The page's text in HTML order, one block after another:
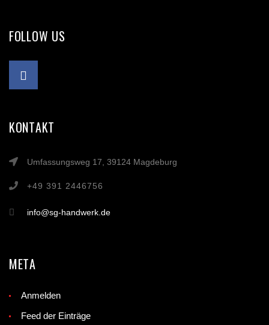
FOLLOW US
KONTAKT
Umfassungsweg 17, 39124 Magdeburg
+49 391 2446756
info@sg-handwerk.de
META
Anmelden
Feed der Einträge